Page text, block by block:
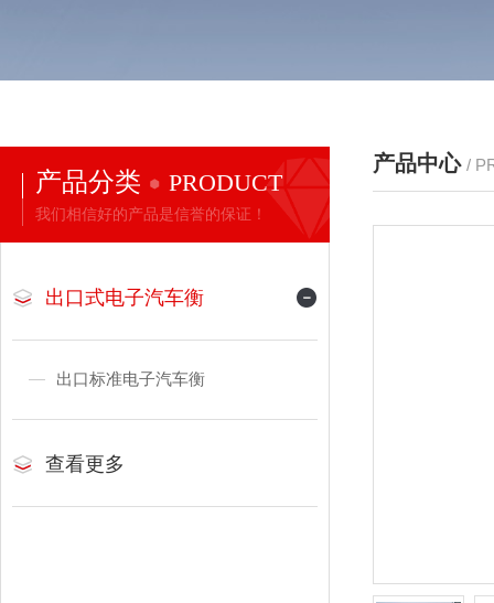
产品分类 PRODUCT
我们相信好的产品是信誉的保证！
出口式电子汽车衡
出口标准电子汽车衡
查看更多
产品中心 /